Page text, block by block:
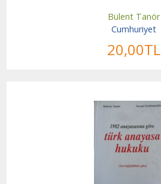
Bülent Tanör
Cumhuriyet
20,00TL